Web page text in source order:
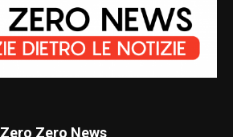
Zero Zero News